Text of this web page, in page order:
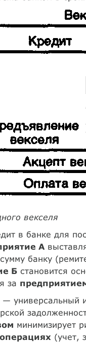
векселя
в банке для
А
банку
Бстановится
за
— универсальный
минимизирует
(учет,